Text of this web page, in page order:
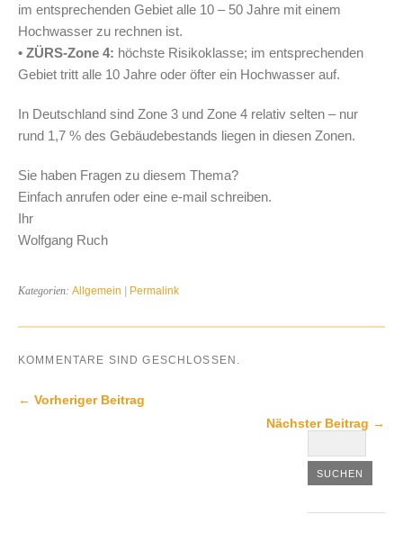
im entsprechenden Gebiet alle 10 – 50 Jahre mit einem
Hochwasser zu rechnen ist.
• ZÜRS-Zone 4: höchste Risikoklasse; im entsprechenden
Gebiet tritt alle 10 Jahre oder öfter ein Hochwasser auf.
In Deutschland sind Zone 3 und Zone 4 relativ selten – nur
rund 1,7 % des Gebäudebestands liegen in diesen Zonen.
Sie haben Fragen zu diesem Thema?
Einfach anrufen oder eine e-mail schreiben.
Ihr
Wolfgang Ruch
Kategorien: Allgemein | Permalink
KOMMENTARE SIND GESCHLOSSEN.
← Vorheriger Beitrag
Nächster Beitrag →